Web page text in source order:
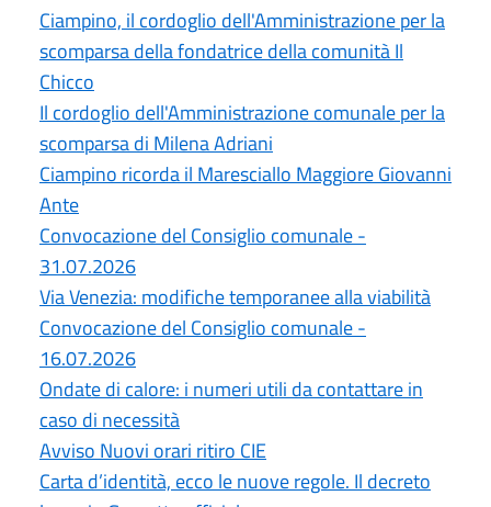
Ciampino, il cordoglio dell'Amministrazione per la
scomparsa della fondatrice della comunità Il
Chicco
Il cordoglio dell'Amministrazione comunale per la
scomparsa di Milena Adriani
Ciampino ricorda il Maresciallo Maggiore Giovanni
Ante
Convocazione del Consiglio comunale -
31.07.2026
Via Venezia: modifiche temporanee alla viabilità
Convocazione del Consiglio comunale -
16.07.2026
Ondate di calore: i numeri utili da contattare in
caso di necessità
Avviso Nuovi orari ritiro CIE
Carta d’identità, ecco le nuove regole. Il decreto